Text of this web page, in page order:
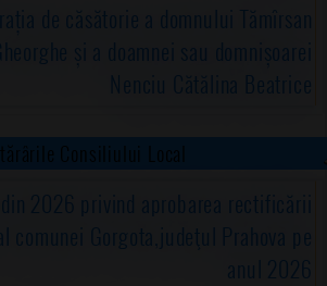
de căsătorie a domnului Tămîrsan
și a doamnei sau domnișoarei
Nenciu Cătălina Beatrice
Consiliului Local
2026 privind aprobarea rectificării
comunei Gorgota,judeţul Prahova pe
anul 2026